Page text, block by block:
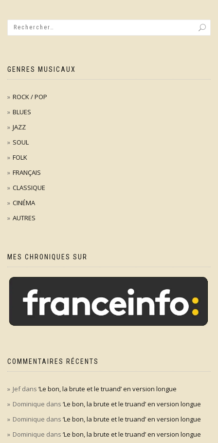
GENRES MUSICAUX
ROCK / POP
BLUES
JAZZ
SOUL
FOLK
FRANÇAIS
CLASSIQUE
CINÉMA
AUTRES
MES CHRONIQUES SUR
COMMENTAIRES RÉCENTS
Jefdans ‘Le bon, la brute et le truand’ en version longue
Dominique dans ‘Le bon, la brute et le truand’ en version longue
Dominique dans ‘Le bon, la brute et le truand’ en version longue
Dominique dans ‘Le bon, la brute et le truand’ en version longue